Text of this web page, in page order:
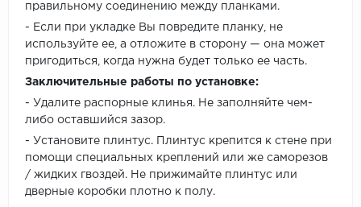
правильному соединению между планками.
- Если при укладке Вы повредите планку, не
используйте ее, а отложите в сторону — она может
пригодиться, когда нужна будет только ее часть.
Заключительные работы по установке:
- Удалите распорные клинья. Не заполняйте чем-
либо оставшийся зазор.
- Установите плинтус. Плинтус крепится к стене при
помощи специальных креплений или же саморезов
/ жидких гвоздей. Не прижимайте плинтус или
дверные коробки плотно к полу.